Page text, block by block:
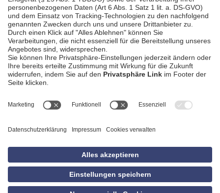
AGB
Datenschutzerklärung
Empfang
Privatsphäre